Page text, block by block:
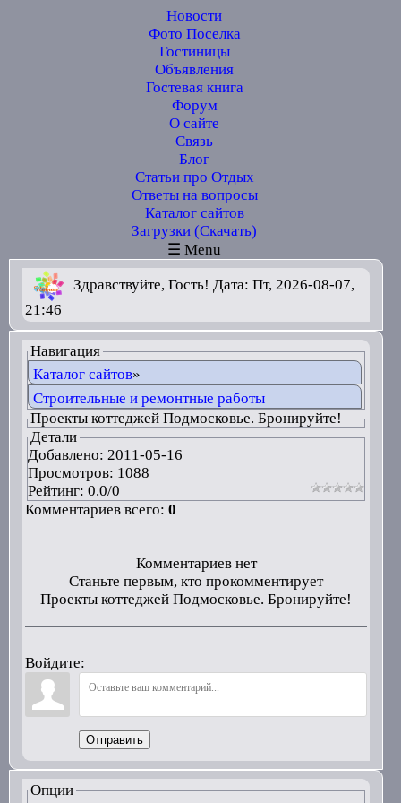
Новости
Фото Поселка
Гостиницы
Объявления
Гостевая книга
Форум
О сайте
Связь
Блог
Статьи про Отдых
Ответы на вопросы
Каталог сайтов
Загрузки (Скачать)
☰ Menu
Здравствуйте, Гость! Дата: Пт, 2026-08-07,
21:46
Навигация
Каталог сайтов»
Строительные и ремонтные работы
Проекты коттеджей Подмосковье. Бронируйте!
Детали
Добавлено: 2011-05-16
Просмотров: 1088
Рейтинг: 0.0/0
Комментариев всего: 0
Комментариев нет
Станьте первым, кто прокомментирует
Проекты коттеджей Подмосковье. Бронируйте!
Войдите:
Отправить
Опции